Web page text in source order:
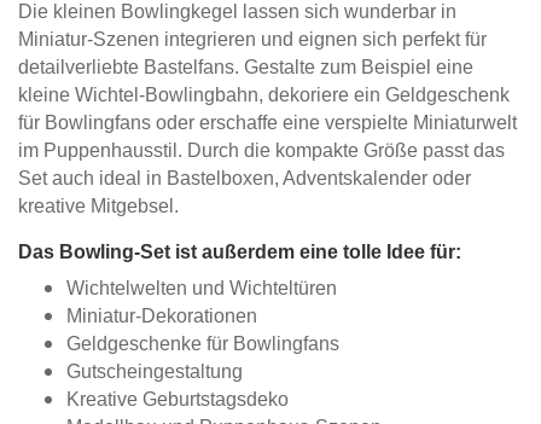
Die kleinen Bowlingkegel lassen sich wunderbar in
Miniatur-Szenen integrieren und eignen sich perfekt für
detailverliebte Bastelfans. Gestalte zum Beispiel eine
kleine Wichtel-Bowlingbahn, dekoriere ein Geldgeschenk
für Bowlingfans oder erschaffe eine verspielte Miniaturwelt
im Puppenhausstil. Durch die kompakte Größe passt das
Set auch ideal in Bastelboxen, Adventskalender oder
kreative Mitgebsel.
Das Bowling-Set ist außerdem eine tolle Idee für:
Wichtelwelten und Wichteltüren
Miniatur-Dekorationen
Geldgeschenke für Bowlingfans
Gutscheingestaltung
Kreative Geburtstagsdeko